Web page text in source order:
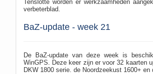
Tenslotte worden er werkzaamheden
verbeterblad.
BaZ-update - week 21
De BaZ-update van deze week is
WinGPS. Deze keer zijn er voor 32 kaarten
DKW 1800 serie. de Noordzeekust 1600+